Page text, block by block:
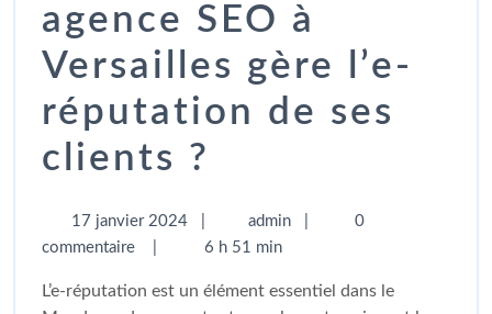
agence SEO à
Versailles gère l’e-
réputation de ses
clients ?
17 janvier 2024 admin
0
commentaire
6 h 51 min
L’e-réputation est un élément essentiel dans le